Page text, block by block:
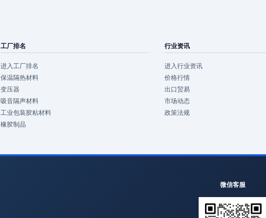
工厂排名
进入工厂排名
保温隔热材料
变压器
吸音隔声材料
工业包装胶粘材料
橡胶制品
行业资讯
进入行业资讯
价格行情
出口贸易
市场动态
政策法规
微信客服